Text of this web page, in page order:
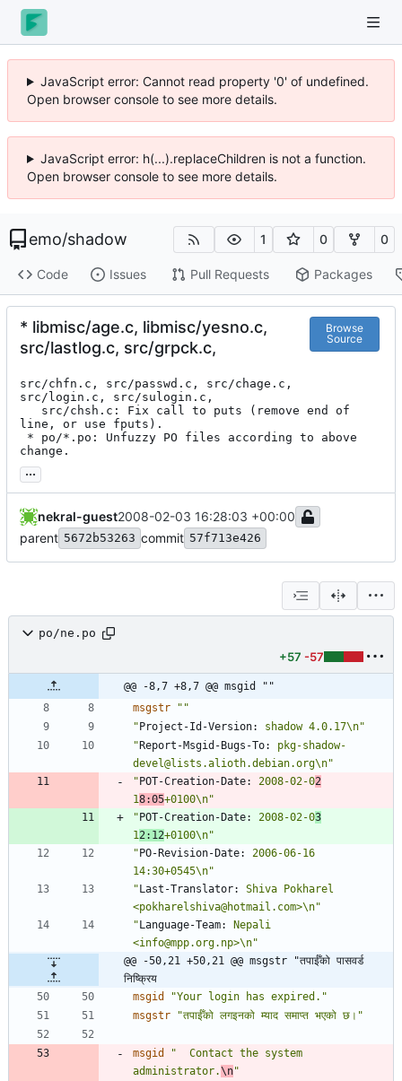
JavaScript error: Cannot read property '0' of undefined.
Open browser console to see more details.
JavaScript error: h(...).replaceChildren is not a function.
Open browser console to see more details.
emo/shadow 1 0 0
Code Issues Pull Requests Packages
* libmisc/age.c, libmisc/yesno.c,
src/lastlog.c, src/grpck.c,
Browse
Source
src/chfn.c, src/passwd.c, src/chage.c,
src/login.c, src/sulogin.c,
line, or use fputs).
change.
...
nekral-guest2008-02-03 16:28:03 +00:00
parent 5672b53263 commit 57f713e426
po/ne.po
+57 -57
@@ -8,7 +8,7 @@ msgid ""
msgstr
""
" Project-Id-Version:
shadow 4.0.17\n"
" Report-Msgid-Bugs-To:
pkg-shadow-
devel@lists.alioth.debian.org\n"
" POT-Creation-Date: 2008-02-02
18:05+0100\n"
" POT-Creation-Date: 2008-02-03
12:12+0100\n"
" PO-Revision-Date:
2006-06-16
14:30+0545\n"
" Last-Translator:
Shiva Pokharel
<pokharelshiva@hotmail.com>\n"
" Language-Team:
Nepali
<info@mpp.org.np>\n"
@@ -50,21 +50,21 @@ msgstr "तपाईँको पासवर्ड
निष्क्रिय
msgid
"Your login has expired."
msgstr
"तपाईँको लगइनको म्याद समाप्त भएको छ।"
msgid
"  Contact the system
administrator.\n"